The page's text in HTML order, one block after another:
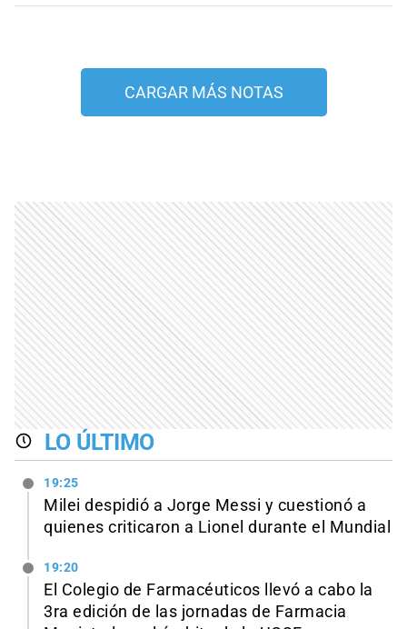
CARGAR MÁS NOTAS
LO ÚLTIMO
19:25
Milei despidió a Jorge Messi y cuestionó a
quienes criticaron a Lionel durante el Mundial
19:20
El Colegio de Farmacéuticos llevó a cabo la
3ra edición de las jornadas de Farmacia